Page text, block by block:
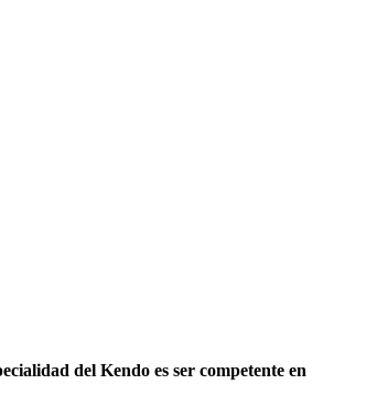
del Kendo es ser competente en